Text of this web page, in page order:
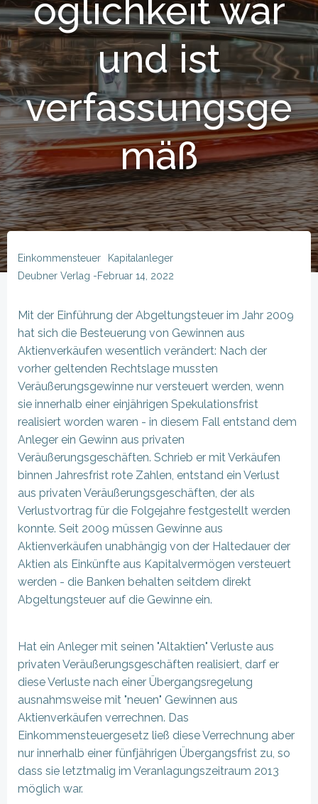
öglichkeit war
und ist
verfassungsge
mäß
Einkommensteuer
Kapitalanleger
Deubner Verlag -Februar 14, 2022
Mit der Einführung der Abgeltungsteuer im Jahr 2009
hat sich die Besteuerung von Gewinnen aus
Aktienverkäufen wesentlich verändert: Nach der
vorher geltenden Rechtslage mussten
Veräußerungsgewinne nur versteuert werden, wenn
sie innerhalb einer einjährigen Spekulationsfrist
realisiert worden waren - in diesem Fall entstand dem
Anleger ein Gewinn aus privaten
Veräußerungsgeschäften. Schrieb er mit Verkäufen
binnen Jahresfrist rote Zahlen, entstand ein Verlust
aus privaten Veräußerungsgeschäften, der als
Verlustvortrag für die Folgejahre festgestellt werden
konnte. Seit 2009 müssen Gewinne aus
Aktienverkäufen unabhängig von der Haltedauer der
Aktien als Einkünfte aus Kapitalvermögen versteuert
werden - die Banken behalten seitdem direkt
Abgeltungsteuer auf die Gewinne ein.
Hat ein Anleger mit seinen "Altaktien" Verluste aus
privaten Veräußerungsgeschäften realisiert, darf er
diese Verluste nach einer Übergangsregelung
ausnahmsweise mit "neuen" Gewinnen aus
Aktienverkäufen verrechnen. Das
Einkommensteuergesetz ließ diese Verrechnung aber
nur innerhalb einer fünfjährigen Übergangsfrist zu, so
dass sie letztmalig im Veranlagungszeitraum 2013
möglich war.